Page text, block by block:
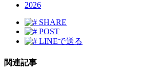
2026
SHARE
POST
LINEで送る
関連記事